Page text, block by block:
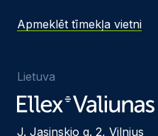
Apmeklēt tīmekļa vietni
Lietuva
J. Jasinskio g. 2, Vilnius